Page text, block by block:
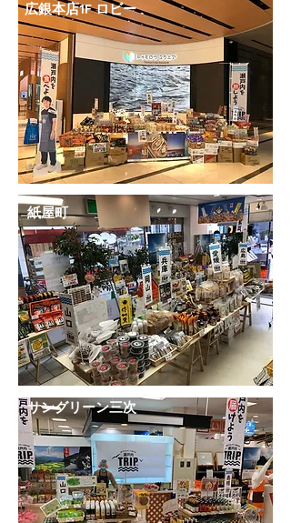
広銀本店1F ロビー
紙屋町
サングリーン三次